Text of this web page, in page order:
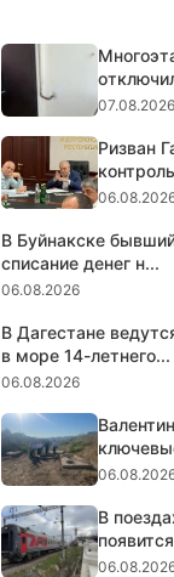
07.08.2026
Ризван
В Буйнакске
списание денег н...
06.08.2026
В Дагестане
в море 14-летнего...
06.08.2026
В